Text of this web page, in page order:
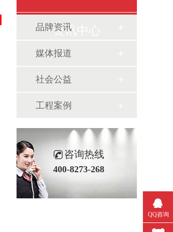
资讯中心
品牌资讯
媒体报道
社会公益
工程案例
咨询热线
400-8273-268
QQ咨询